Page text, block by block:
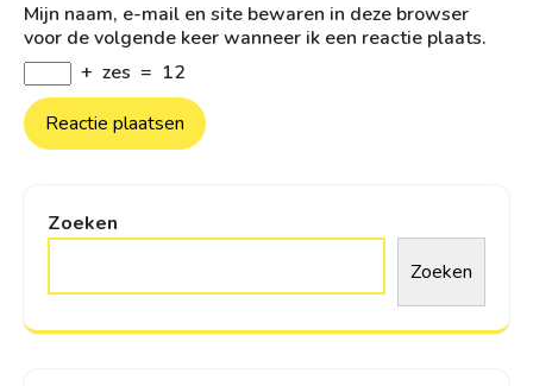
Mijn naam, e-mail en site bewaren in deze browser
voor de volgende keer wanneer ik een reactie plaats.
+ zes = 12
Zoeken
Zoeken